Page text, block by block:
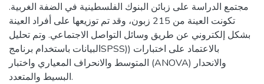
مجتمع الدراسة على زبائن البنوك الفلسطينية في الضفة الغربية.
تكونت العينة من 215 زبون، وقد تم توزيعها على أفراد العينة
بشكل إلكتروني عن طريق وسائل التواصل الاجتماعي. وتم تحليل
البيانات باستخدام برنامجSPSS)) بالاعتماد على اختبارات
المتوسط والانحراف المعياري واختبار (ANOVA) والانحدار
البسيط والمتعدد.